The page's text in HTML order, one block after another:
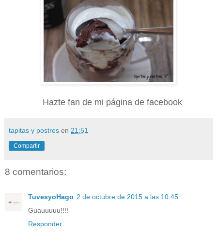
Hazte fan de mi página de facebook
tapitas y postres en 21:51
Compartir
8 comentarios:
TuvesyoHago 2 de octubre de 2015 a las 10:45
Guauuuuu!!!!
Responder